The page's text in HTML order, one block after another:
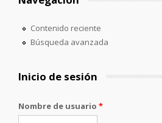
Contenido reciente
Búsqueda avanzada
Inicio de sesión
Nombre de usuario *